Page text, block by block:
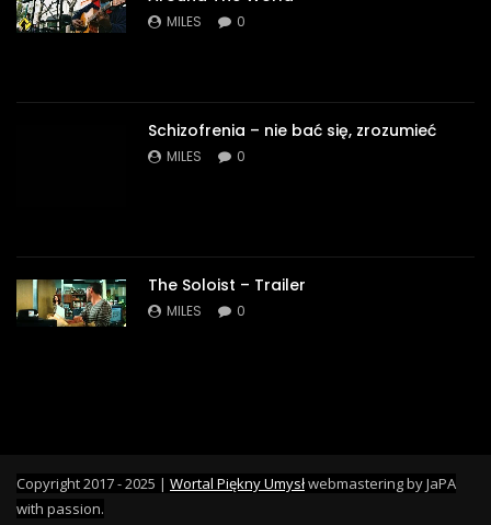
MILES 0
Schizofrenia – nie bać się, zrozumieć
MILES 0
The Soloist – Trailer
MILES 0
Copyright 2017 - 2025 | Wortal Piękny Umysłwebmastering by JaPA
with passion.